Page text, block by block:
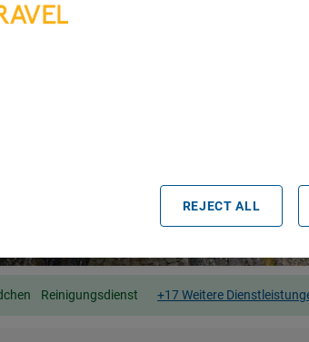
Reinigungsdienst +17 Weitere
REJECT ALL